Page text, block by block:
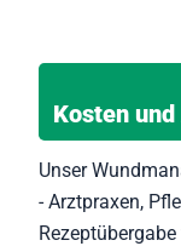
Kosten
Unser
- Arztpraxen,